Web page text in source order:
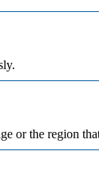
or the region